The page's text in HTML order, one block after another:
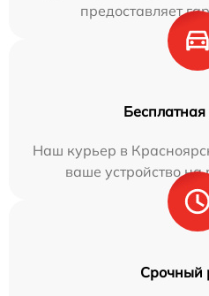
предоставляет
Бесплатная
Наш курьер в
ваше устройство на
Срочный